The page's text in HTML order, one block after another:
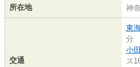
所在地 神
交通
東
分
小
ス